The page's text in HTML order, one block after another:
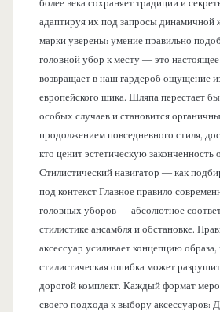
более века сохраняет традиции и
адаптируя их под запросы динамичной
марки уверены: умение правильно
головной убор к месту — это настоящее
возвращает в наш гардероб ощущение
европейского шика. Шляпа перестает
особых случаев и становится
продолжением повседневного стиля,
кто ценит эстетическую законченность
Стилистический навигатор — как
под контекст Главное правило
головных уборов — абсолютное
стилистике ансамбля и обстановке.
аксессуар усиливает концепцию образа,
стилистическая ошибка может
дорогой комплект. Каждый формат
своего подхода к выбору аксессуаров: